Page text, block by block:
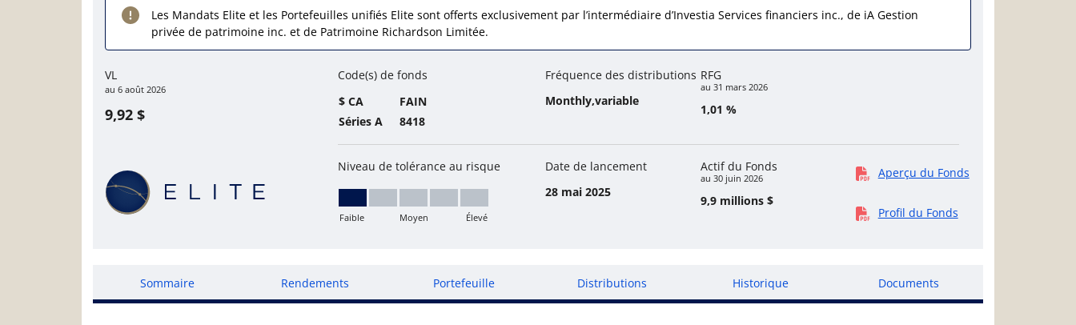
Les Mandats Elite et les Portefeuilles unifiés Elite sont offerts exclusivement par l’intermédiaire d’Investia Services financiers inc., de iA Gestion
privée de patrimoine inc. et de Patrimoine Richardson Limitée.
VL
au 6 août 2026
9,92 $
Code(s) de fonds
$ CA
FAIN
Séries A
8418
Fréquence des distributions
Monthly,variable
RFG
au 31 mars 2026
1,01 %
Niveau de tolérance au risque
Faible
Faible Moyen Élevé
Date de lancement
28 mai 2025
Actif du Fonds
au 30 juin 2026
9,9 millions $
Aperçu du Fonds
Profil du Fonds
Sommaire Rendements Portefeuille Distributions Historique Documents